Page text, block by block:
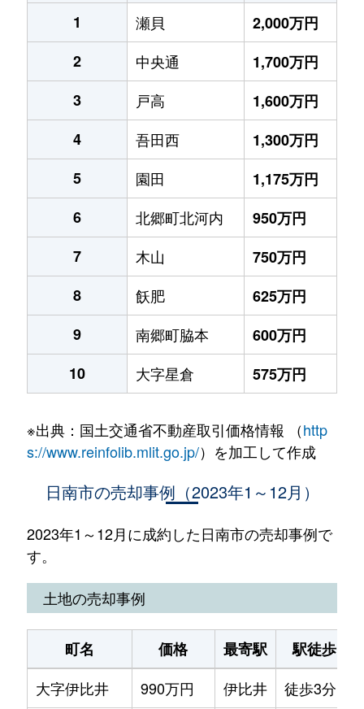
1
瀬貝
2,000万円
2
中央通
1,700万円
3
戸高
1,600万円
4
吾田西
1,300万円
5
園田
1,175万円
6
北郷町北河内
950万円
7
木山
750万円
8
飫肥
625万円
9
南郷町脇本
600万円
10
大字星倉 575万円
※出典：国土交通省不動産取引価格情報 （http
s://www.reinfolib.mlit.go.jp/）を加工して作成
日南市の売却事例（2023年1～12月）
2023年1～12月に成約した日南市の売却事例で
す。
土地の売却事例
町名 価格 最寄駅 駅徒歩
大字伊比井
990万円 伊比井 徒歩3分